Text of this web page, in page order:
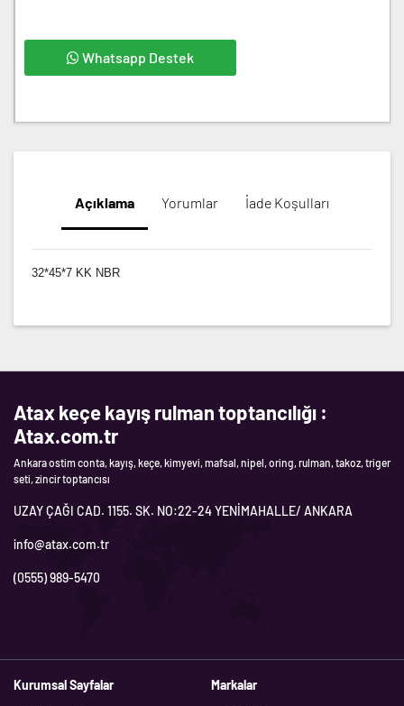
Whatsapp Destek
Açıklama Yorumlar İade Koşulları
32*45*7 KK NBR
Atax keçe kayış rulman toptancılığı :
Atax.com.tr
Ankara ostim conta, kayış, keçe, kimyevi, mafsal, nipel, oring, rulman, takoz, triger
seti, zincir toptancısı
UZAY ÇAĞI CAD. 1155. SK. NO:22-24 YENİMAHALLE/ ANKARA
info@atax.com.tr
(0555) 989-5470
Kurumsal Sayfalar
Markalar